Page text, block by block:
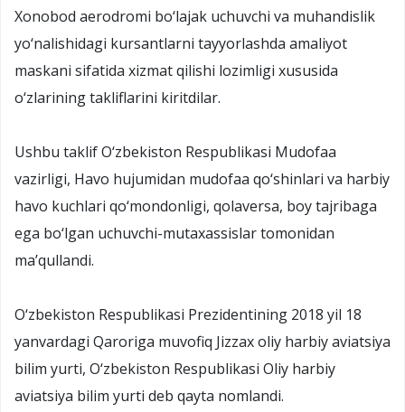
Xonobod aerodromi bo‘lajak uchuvchi va muhandislik
yo‘nalishidagi kursantlarni tayyorlashda amaliyot
maskani sifatida xizmat qilishi lozimligi xususida
o‘zlarining takliflarini kiritdilar.
Ushbu taklif O‘zbekiston Respublikasi Mudofaa
vazirligi, Havo hujumidan mudofaa qo‘shinlari va harbiy
havo kuchlari qo‘mondonligi, qolaversa, boy tajribaga
ega bo‘lgan uchuvchi-mutaxassislar tomonidan
ma’qullandi.
O‘zbekiston Respublikasi Prezidentining 2018 yil 18
yanvardagi Qaroriga muvofiq Jizzax oliy harbiy aviatsiya
bilim yurti, O‘zbekiston Respublikasi Oliy harbiy
aviatsiya bilim yurti deb qayta nomlandi.